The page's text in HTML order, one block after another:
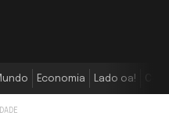
Economia Lado oa!